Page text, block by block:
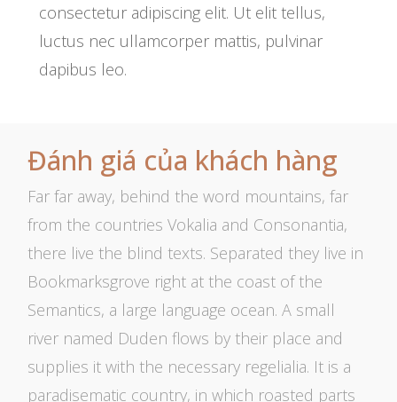
consectetur adipiscing elit. Ut elit tellus,
luctus nec ullamcorper mattis, pulvinar
dapibus leo.
Đánh giá của khách hàng
Far far away, behind the word mountains, far
from the countries Vokalia and Consonantia,
there live the blind texts. Separated they live in
Bookmarksgrove right at the coast of the
Semantics, a large language ocean. A small
river named Duden flows by their place and
supplies it with the necessary regelialia. It is a
paradisematic country, in which roasted parts